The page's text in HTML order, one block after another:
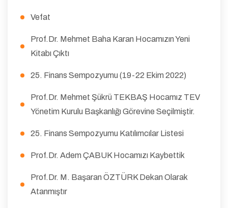
Vefat
Prof.Dr. Mehmet Baha Karan Hocamızın Yeni
Kitabı Çıktı
25. Finans Sempozyumu (19-22 Ekim 2022)
Prof.Dr. Mehmet Şükrü TEKBAŞ Hocamız TEV
Yönetim Kurulu Başkanlığı Görevine Seçilmiştir.
25. Finans Sempozyumu Katılımcılar Listesi
Prof.Dr. Adem ÇABUK Hocamızı Kaybettik
Prof.Dr. M. Başaran ÖZTÜRK Dekan Olarak
Atanmıştır